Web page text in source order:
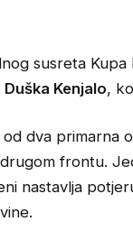
susreta
Duška Kenjalo,
dva primarna
frontu.
nastavlja